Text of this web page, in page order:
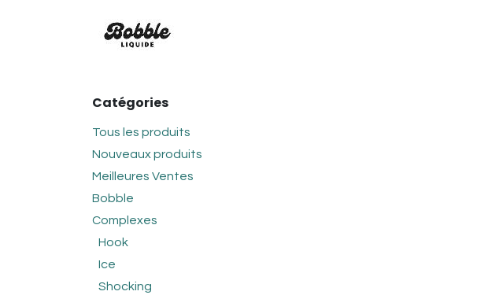
Catégories
Tous les produits
Nouveaux produits
Meilleures Ventes
Bobble
Complexes
Hook
Ice
Shocking